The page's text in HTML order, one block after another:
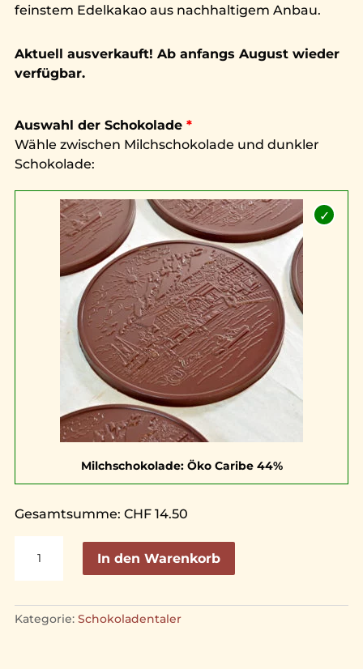
feinstem Edelkakao aus nachhaltigem Anbau.
Aktuell ausverkauft! Ab anfangs August wieder
verfügbar.
Auswahl der Schokolade
Wähle zwischen Milchschokolade und dunkler
Schokolade:
Milchschokolade: Öko Caribe 44%
Gesamtsumme: CHF14.50
Taler
gross
(145g)
Menge
In den Warenkorb
e
Kategorie: Schokoladentaler